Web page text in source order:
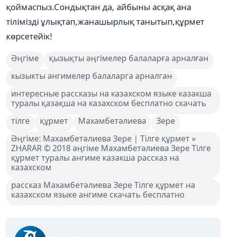
қоймаспыз.Сондықтан да, айбыны асқақ ана
тілімізді ұлықтап,жанашырлық танытып,құрмет
көрсетейік!
Әңгіме
қызықты әңгімелер балаларға арналған
кызыкты ангимелер балаларга арналган
интересные рассказы на казахском языке казакша
туралы қазақша на казахском бесплатно скачать
тілге
құрмет Махамбетәлиева
Зере
Әңгіме: Махамбетәлиева Зере | Тілге құрмет »
ZHARAR © 2018 әңгіме Махамбетәлиева Зере Тілге
құрмет туралы ангиме казакша рассказ на
казахском
рассказ Махамбетәлиева Зере Тілге құрмет на
казахском языке ангиме скачать бесплатно